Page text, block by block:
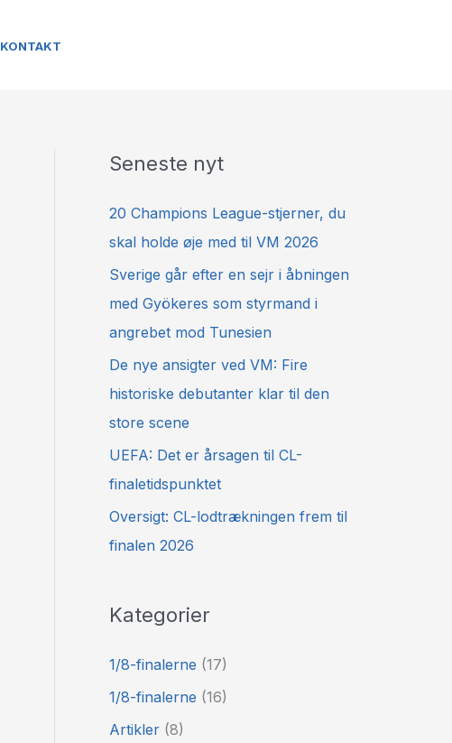
KONTAKT
Seneste nyt
20 Champions League-stjerner, du
skal holde øje med til VM 2026
Sverige går efter en sejr i åbningen
med Gyökeres som styrmand i
angrebet mod Tunesien
De nye ansigter ved VM: Fire
historiske debutanter klar til den
store scene
UEFA: Det er årsagen til CL-
finaletidspunktet
Oversigt: CL-lodtrækningen frem til
finalen 2026
Kategorier
1/8-finalerne (17)
1/8-finalerne (16)
Artikler (8)